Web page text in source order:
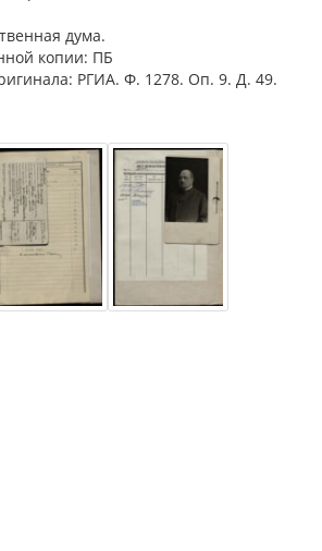
дума.
копии: ПБ
РГИА. Ф. 1278. Оп. 9. Д. 49.